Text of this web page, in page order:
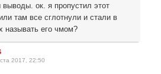
выводы. ок. я пропустил этот
там все сглотнули и стали в
называть его чмом?
2017, 22:50